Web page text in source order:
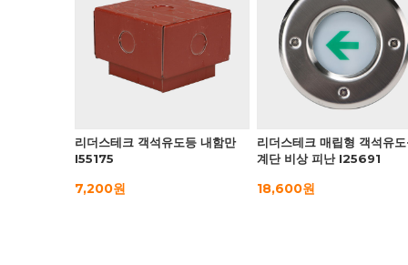
리더스테크 객석유도등 내함만
I55175
7,200원
리더스테크 매립형 객석유
계단 비상 피난 I25691
18,600원